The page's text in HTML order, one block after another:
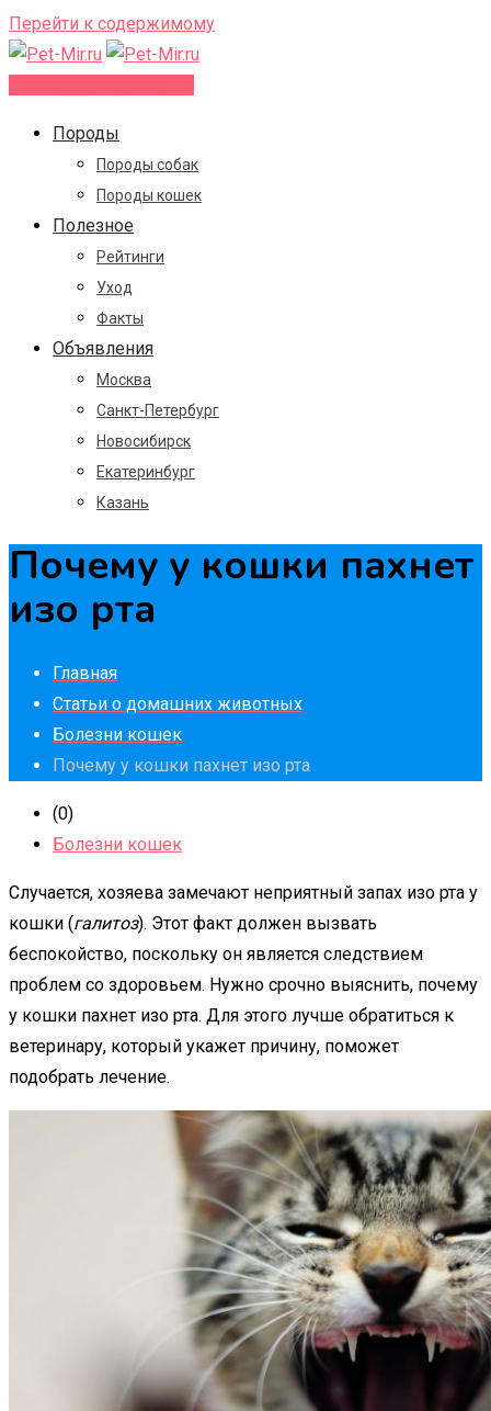
Перейти к содержимому
Породы
Породы собак
Породы кошек
Полезное
Рейтинги
Уход
Факты
Объявления
Москва
Санкт-Петербург
Новосибирск
Екатеринбург
Казань
Почему у кошки пахнет
изо рта
Главная
Статьи о домашних животных
Болезни кошек
Почему у кошки пахнет изо рта
(0)
Болезни кошек
Случается, хозяева замечают неприятный запах изо рта у
кошки (галитоз). Этот факт должен вызвать
беспокойство, поскольку он является следствием
проблем со здоровьем. Нужно срочно выяснить, почему
у кошки пахнет изо рта. Для этого лучше обратиться к
ветеринару, который укажет причину, поможет
подобрать лечение.